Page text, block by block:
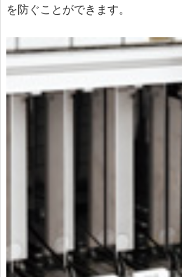
を防ぐことができます。